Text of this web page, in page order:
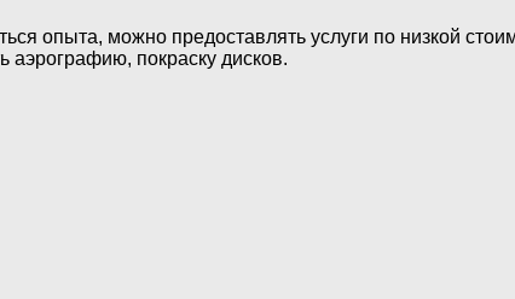
опыта, можно предоставлять услуги по низкой
аэрографию, покраску дисков.